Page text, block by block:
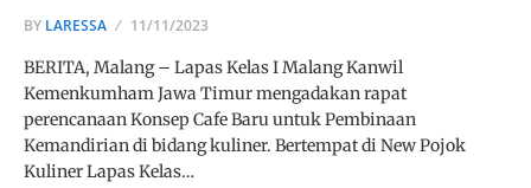
BY LARESSA 11/11/2023
BERITA, Malang – Lapas Kelas I Malang Kanwil
Kemenkumham Jawa Timur mengadakan rapat
perencanaan Konsep Cafe Baru untuk Pembinaan
Kemandirian di bidang kuliner. Bertempat di New Pojok
Kuliner Lapas Kelas…